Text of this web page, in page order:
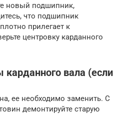
новый подшипник,
что подшипник
прилегает к
центровку карданного
вала (если
ее необходимо заменить. С
демонтируйте старую